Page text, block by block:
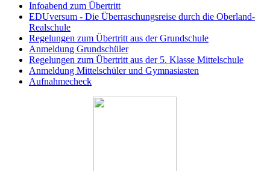
Infoabend zum Übertritt
EDUversum - Die Überraschungsreise durch die Oberland-
Realschule
Regelungen zum Übertritt aus der Grundschule
Anmeldung Grundschüler
Regelungen zum Übertritt aus der 5. Klasse Mittelschule
Anmeldung Mittelschüler und Gymnasiasten
Aufnahmecheck